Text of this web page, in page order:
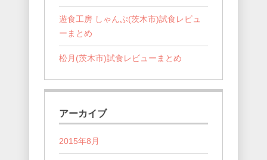
遊食工房 しゃんぷ(茨木市)試食レビュ
ーまとめ
松月(茨木市)試食レビューまとめ
アーカイブ
2015年8月